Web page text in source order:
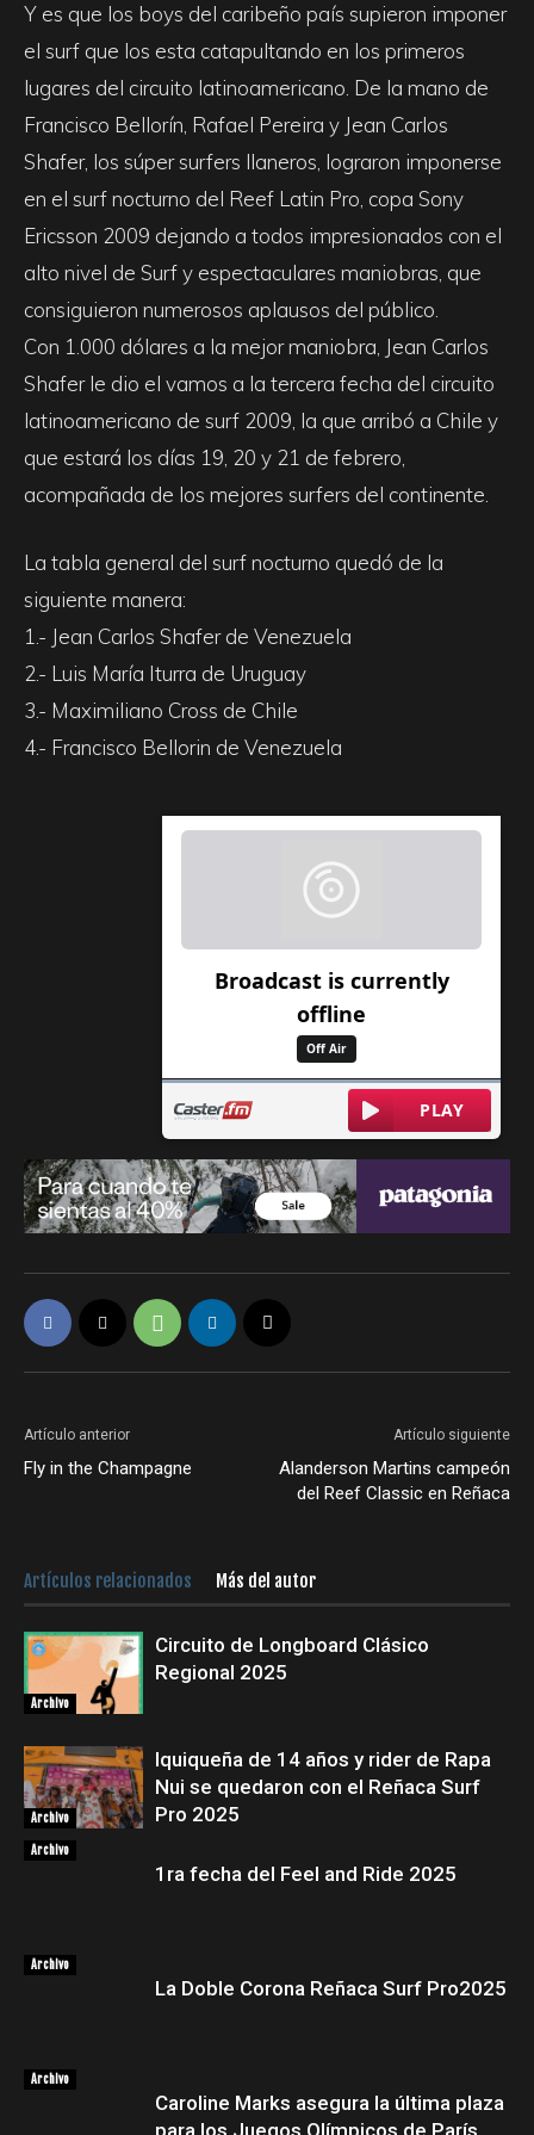
Y es que los boys del caribeño país supieron imponer
el surf que los esta catapultando en los primeros
lugares del circuito latinoamericano. De la mano de
Francisco Bellorín, Rafael Pereira y Jean Carlos
Shafer, los súper surfers llaneros, lograron imponerse
en el surf nocturno del Reef Latin Pro, copa Sony
Ericsson 2009 dejando a todos impresionados con el
alto nivel de Surf y espectaculares maniobras, que
consiguieron numerosos aplausos del público.
Con 1.000 dólares a la mejor maniobra, Jean Carlos
Shafer le dio el vamos a la tercera fecha del circuito
latinoamericano de surf 2009, la que arribó a Chile y
que estará los días 19, 20 y 21 de febrero,
acompañada de los mejores surfers del continente.
La tabla general del surf nocturno quedó de la
siguiente manera:
1.- Jean Carlos Shafer de Venezuela
2.- Luis María Iturra de Uruguay
3.- Maximiliano Cross de Chile
4.- Francisco Bellorin de Venezuela
Artículo anterior
Fly in the Champagne
Artículo siguiente
Alanderson Martins campeón
del Reef Classic en Reñaca
Artículos relacionados Más del autor
Archivo
Circuito de Longboard Clásico
Regional 2025
Archivo
Iquiqueña de 14 años y rider de Rapa
Nui se quedaron con el Reñaca Surf
Pro 2025
Archivo
1ra fecha del Feel and Ride 2025
Archivo
La Doble Corona Reñaca Surf Pro2025
Archivo
Caroline Marks asegura la última plaza